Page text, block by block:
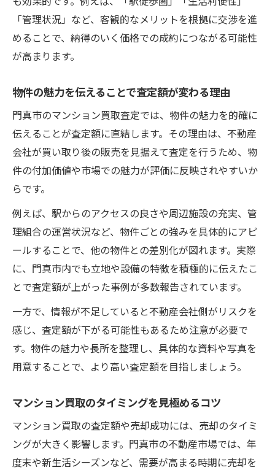
「管理状況」など、客観的なメリットを根拠に交渉を進
めることで、納得のいく価格での成約につながる可能性
が高まります。
物件の魅力を伝えることで査定額が変わる理由
門真市のマンション買取査定では、物件の魅力を的確に
伝えることが査定額に直結します。その理由は、不動産
会社が買い取り後の販売を見据えて査定を行うため、物
件の付加価値や市場での魅力が評価に反映されやすいか
らです。
例えば、駅からのアクセスの良さや周辺施設の充実、管
理組合の運営状況など、物件ごとの強みを具体的にアピ
ールすることで、他の物件との差別化が図れます。実際
に、門真市内でも立地や設備の特徴を積極的に伝えたこ
とで査定額が上がった事例が多数報告されています。
一方で、情報が不足していると不動産会社側がリスクを
感じ、査定額が下がる可能性もあるため注意が必要で
す。物件の魅力や長所を整理し、具体的な資料や写真を
用意することで、より高い査定額を目指しましょう。
マンション買取のタイミングを見極めるコツ
マンション買取の査定額や売却成功には、売却のタイミ
ングが大きく影響します。門真市の不動産市場では、年
度末や新生活シーズンなど、需要が高まる時期に売却を